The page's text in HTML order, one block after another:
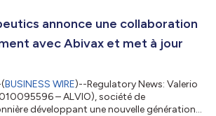
annonce une collaboration
avec Abivax et met à jour
BUSINESS WIRE)--Regulatory News: Valerio
– ALVIO), société de
développant une nouvelle génération